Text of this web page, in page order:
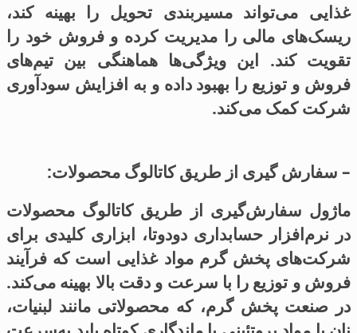
غذایی می‌تواند مسیربندی تحویل را بهینه کند،
ریسک‌های مالی را مدیریت کرده و فروش خود را
تقویت کند. این ویژگی‌ها هماهنگی بین تیم‌های
فروش و توزیع را بهبود داده و به افزایش سودآوری
شرکت کمک می‌کند.
– سفارش گیری از طریق کاتالوگ محصولات:
ماژول سفارش‌گیری از طریق کاتالوگ محصولات
در نرم‌افزار حسابداری دودوتا، ابزاری کلیدی برای
شرکت‌های پخش گرم مواد غذایی است که فرآیند
فروش و توزیع را با سرعت و دقت بالا بهینه می‌کند.
در صنعت پخش گرم، که محصولاتی مانند لبنیات،